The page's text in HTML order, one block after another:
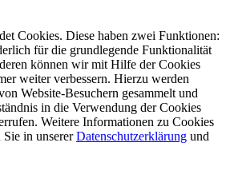
Cookies. Diese haben zwei Funktionen:
für die grundlegende Funktionalität
können wir mit Hilfe der Cookies
weiter verbessern. Hierzu werden
Website-Besuchern gesammelt und
in die Verwendung der Cookies
Weitere Informationen zu Cookies
Sie in unsererDatenschutzerklärung und